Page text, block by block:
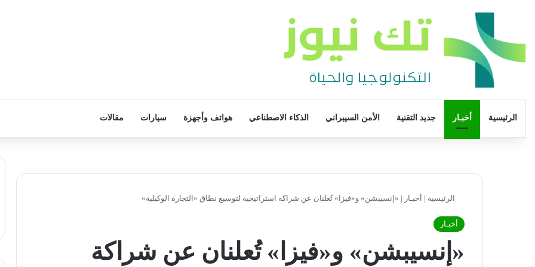
الرئيسية أخبـار جديد التقنية الأمن السيبراني الذكاء الاصطناعي هواتف وأجهزة سيارات مقالات
الرئيسية | أخبـار | «إنسيبشن» و«فيزا» تُعلنان عن شراكة استراتيجية لتوسيع نطاق «التجارة الوكيلية»
أخبـار
«إنسيبشن» و«فيزا» تُعلنان عن شراكة